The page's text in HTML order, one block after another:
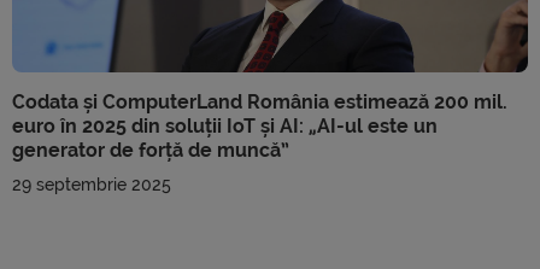
Codata și ComputerLand România estimează 200 mil.
euro în 2025 din soluții IoT și AI: „AI-ul este un
generator de forță de muncă”
29 septembrie 2025